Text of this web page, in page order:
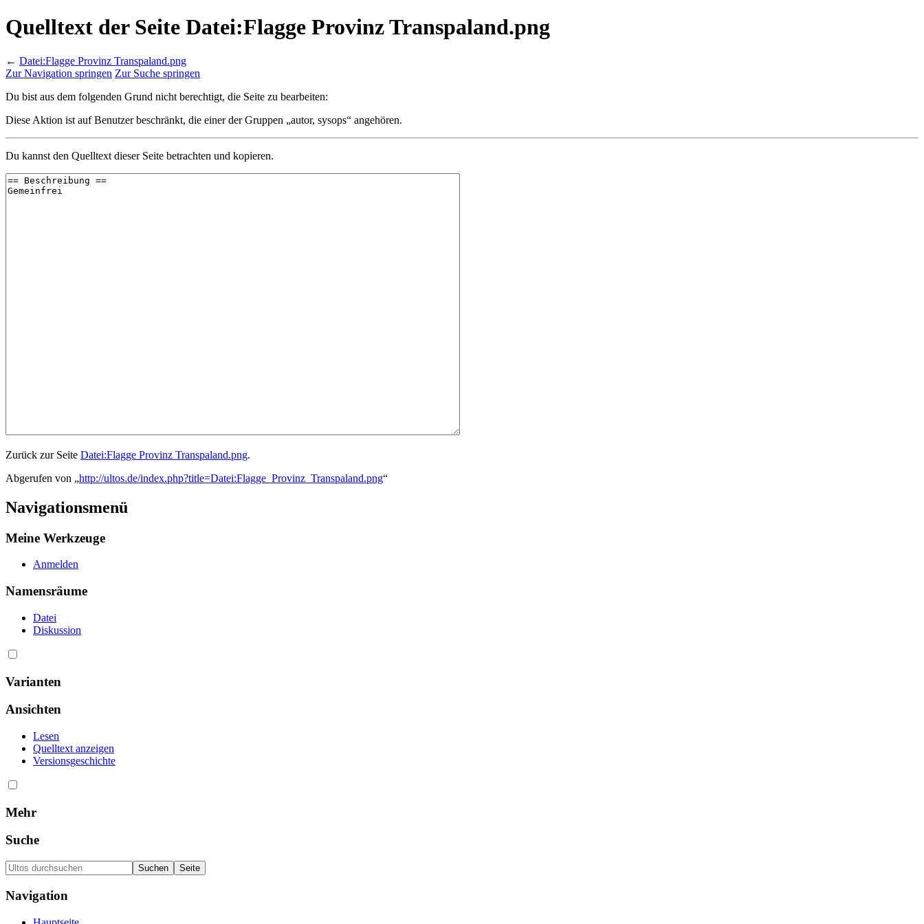
Quelltext der Seite Datei:Flagge Provinz Transpaland.png
← Datei:Flagge Provinz Transpaland.png
Zur Navigation springen Zur Suche springen
Du bist aus dem folgenden Grund nicht berechtigt, die Seite zu bearbeiten:
Diese Aktion ist auf Benutzer beschränkt, die einer der Gruppen „autor, sysops“ angehören.
Du kannst den Quelltext dieser Seite betrachten und kopieren.
Zurück zur Seite Datei:Flagge Provinz Transpaland.png.
Abgerufen von „http://ultos.de/index.php?title=Datei:Flagge_Provinz_Transpaland.png“
Navigationsmenü
Meine Werkzeuge
Anmelden
Namensräume
Datei
Diskussion
Varianten
Ansichten
Lesen
Quelltext anzeigen
Versionsgeschichte
Mehr
Suche
Navigation